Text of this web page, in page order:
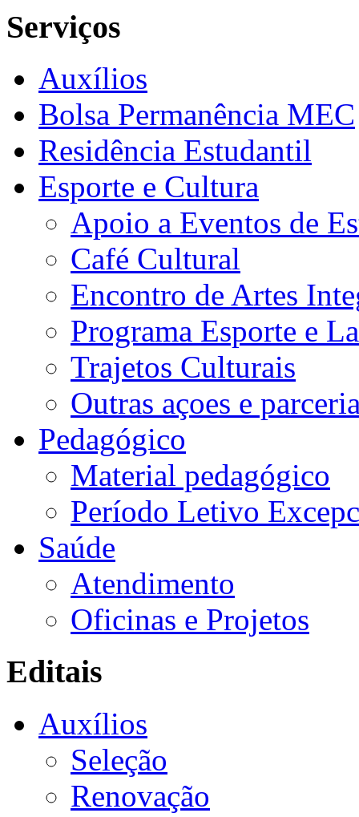
Serviços
Auxílios
Bolsa Permanência MEC
Residência Estudantil
Esporte e Cultura
Apoio a Eventos de
Café Cultural
Encontro de Artes
Programa Esporte e
Trajetos Culturais
Outras açoes e
Pedagógico
Material pedagógico
Período Letivo
Saúde
Atendimento
Oficinas e Projetos
Editais
Auxílios
Seleção
Renovação